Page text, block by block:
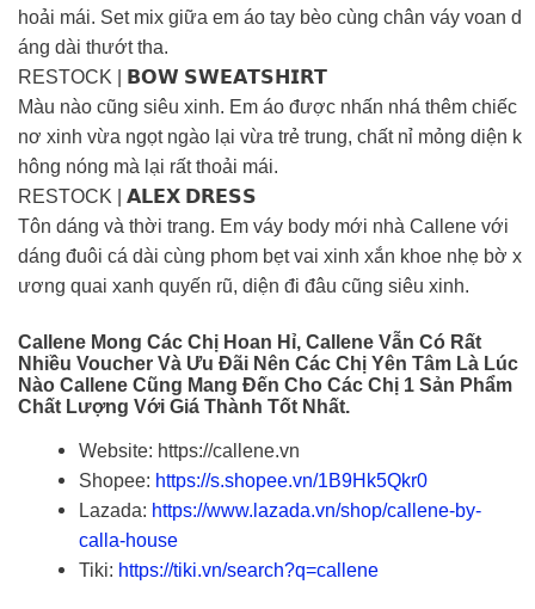
hoải mái. Set mix giữa em áo tay bèo cùng chân váy voan d
áng dài thướt tha.
RESTOCK | 𝗕𝗢𝗪 𝗦𝗪𝗘𝗔𝗧𝗦𝗛𝗜𝗥𝗧
Màu nào cũng siêu xinh. Em áo được nhấn nhá thêm chiếc
nơ xinh vừa ngọt ngào lại vừa trẻ trung, chất nỉ mỏng diện k
hông nóng mà lại rất thoải mái.
RESTOCK | 𝗔𝗟𝗘𝗫 𝗗𝗥𝗘𝗦𝗦
Tôn dáng và thời trang. Em váy body mới nhà Callene với
dáng đuôi cá dài cùng phom bẹt vai xinh xắn khoe nhẹ bờ x
ương quai xanh quyến rũ, diện đi đâu cũng siêu xinh.
Callene Mong Các Chị Hoan Hỉ, Callene Vẫn Có Rất
Nhiều Voucher Và Ưu Đãi Nên Các Chị Yên Tâm Là Lúc
Nào Callene Cũng Mang Đến Cho Các Chị 1 Sản Phẩm
Chất Lượng Với Giá Thành Tốt Nhất.
Website: https://callene.vn
Shopee: https://s.shopee.vn/1B9Hk5Qkr0
Lazada: https://www.lazada.vn/shop/callene-by-
calla-house
Tiki: https://tiki.vn/search?q=callene